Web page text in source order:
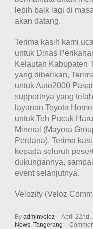
lebih baik lagi di
akan datang.
Terima kasih kami
untuk Dinas
Kelautan Kabupaten
yang diberikan,
untuk Auto2000
supportnya yang
layanan Toyota
untuk Teh Pucuk
Mineral (Mayora
Perdana). Terima
kepada seluruh
dukungannya,
event selanjutnya.
Velozity (Veloz
By adminveloz April 22nd,
News, Tangerang